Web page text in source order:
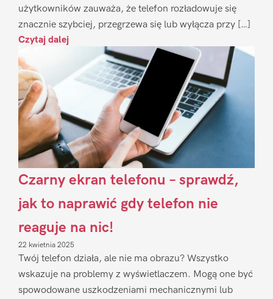
użytkowników zauważa, że telefon rozładowuje się
znacznie szybciej, przegrzewa się lub wyłącza przy […]
Czytaj dalej
Czarny ekran telefonu – sprawdź,
jak to naprawić gdy telefon nie
reaguje na nic!
22 kwietnia 2025
Twój telefon działa, ale nie ma obrazu? Wszystko
wskazuje na problemy z wyświetlaczem. Mogą one być
spowodowane uszkodzeniami mechanicznymi lub